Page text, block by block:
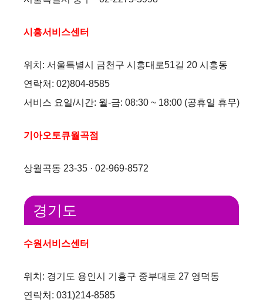
시흥서비스센터
위치: 서울특별시 금천구 시흥대로51길 20 시흥동
연락처: 02)804-8585
서비스 요일/시간: 월-금: 08:30 ~ 18:00 (공휴일 휴무)
기아오토큐월곡점
상월곡동 23-35 · 02-969-8572
경기도
수원서비스센터
위치: 경기도 용인시 기흥구 중부대로 27 영덕동
연락처: 031)214-8585